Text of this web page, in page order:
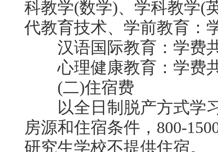
科教学(数学)、学科教学(
代教育技术、学前教育：
汉语国际教育：学费共
心理健康教育：学费共
(二)住宿费
以全日制脱产方式学习
房源和住宿条件，800-
研究生学校不提供住宿。